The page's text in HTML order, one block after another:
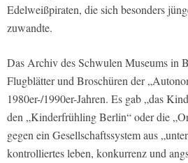
Edelweißpiraten, die sich besonders
zuwandte.
Das Archiv des Schwulen Museums in
Flugblätter und Broschüren der
1980er-/1990er-Jahren. Es gab „das
den „Kinderfrühling Berlin“ oder die
gegen ein Gesellschaftssystem aus
kontrolliertes leben, konkurrenz und